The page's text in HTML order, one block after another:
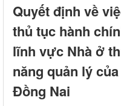
Quyết định về
thủ tục hành
lĩnh vực Nhà ở
năng quản lý
Đồng Nai